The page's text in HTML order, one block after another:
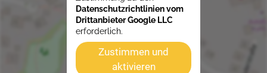
Datenschutzrichtlinien vom
Drittanbieter Google LLC
erforderlich.
Zustimmen und
aktivieren